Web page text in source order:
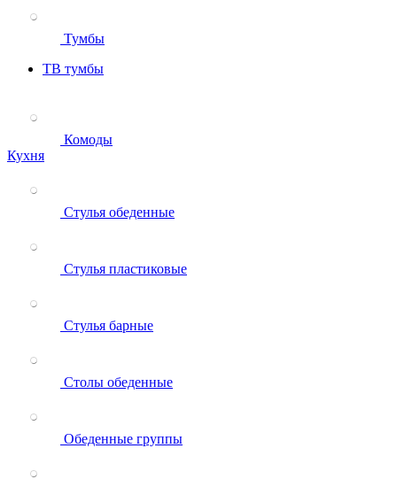
Тумбы
ТВ тумбы
Комоды
Кухня
Стулья обеденные
Стулья пластиковые
Стулья барные
Столы обеденные
Обеденные группы